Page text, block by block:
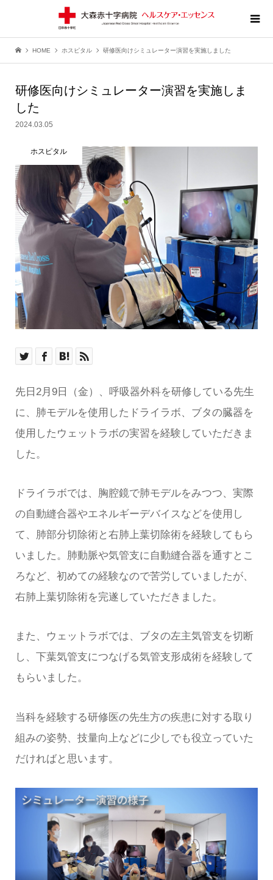
HOME ホスピタル 研修医向けシミュレーター演習を実施しました
研修医向けシミュレーター演習を実施しま
した
2024.03.05
ホスピタル
先日2月9日（金）、呼吸器外科を研修している先生
に、肺モデルを使用したドライラボ、ブタの臓器を
使用したウェットラボの実習を経験していただきま
した。
ドライラボでは、胸腔鏡で肺モデルをみつつ、実際
の自動縫合器やエネルギーデバイスなどを使用し
て、肺部分切除術と右肺上葉切除術を経験してもら
いました。肺動脈や気管支に自動縫合器を通すとこ
ろなど、初めての経験なので苦労していましたが、
右肺上葉切除術を完遂していただきました。
また、ウェットラボでは、ブタの左主気管支を切断
し、下葉気管支につなげる気管支形成術を経験して
もらいました。
当科を経験する研修医の先生方の疾患に対する取り
組みの姿勢、技量向上などに少しでも役立っていた
だければと思います。